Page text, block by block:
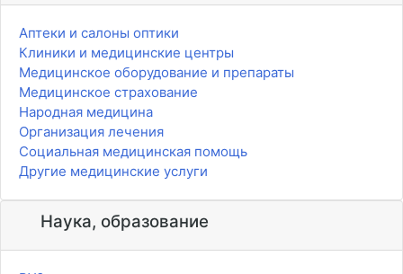
Аптеки и салоны оптики
Клиники и медицинские центры
Медицинское оборудование и препараты
Медицинское страхование
Народная медицина
Организация лечения
Социальная медицинская помощь
Другие медицинские услуги
Наука, образование